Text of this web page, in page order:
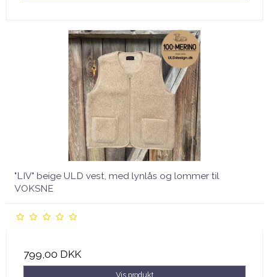
"LIV" beige ULD vest, med lynlås og lommer til
VOKSNE
799,00 DKK
Vis produkt